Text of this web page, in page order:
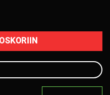
XL C,C 72dB /kitka määrä